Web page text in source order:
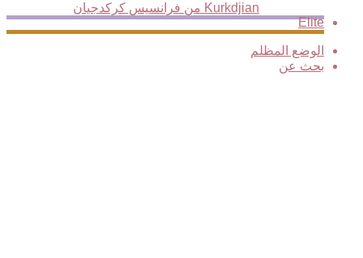
Kurkdjian من فرانسيس كركدجيان
Elite
الوضع المظلم
بحث عن